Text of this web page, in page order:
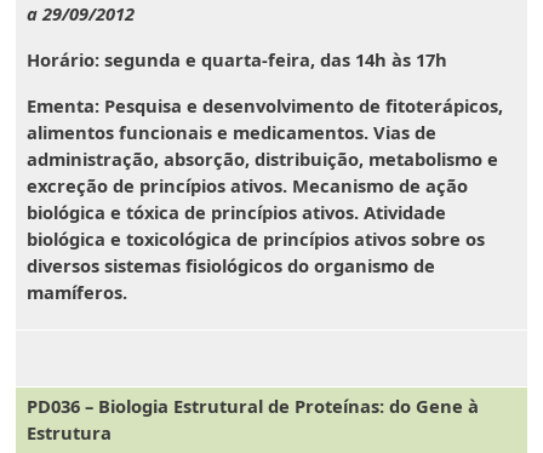
a 29/09/2012
Horário: segunda e quarta-feira, das 14h às 17h
Ementa: Pesquisa e desenvolvimento de fitoterápicos,
alimentos funcionais e medicamentos. Vias de
administração, absorção, distribuição, metabolismo e
excreção de princípios ativos. Mecanismo de ação
biológica e tóxica de princípios ativos. Atividade
biológica e toxicológica de princípios ativos sobre os
diversos sistemas fisiológicos do organismo de
mamíferos.
PD036 – Biologia Estrutural de Proteínas: do Gene à
Estrutura